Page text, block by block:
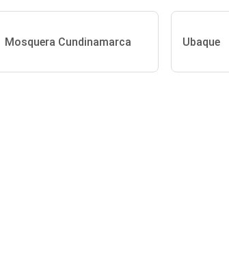
Mosquera Cundinamarca Ubaque